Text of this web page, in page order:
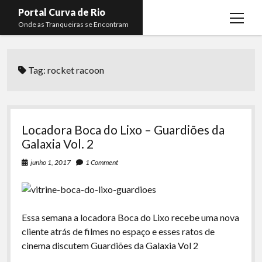
Portal Curva de Rio
Onde as Tranqueiras se Encontram
open
menu
Curva de Rio
Komos
La Siesta Podcast
Arquivo CDR
Papo Tranqueira
Membros
Lucas Oliveira
Kaique Xavier
Tag:rocket racoon
Locadora Boca do Lixo – Guardiões da
Galaxia Vol. 2
junho 1, 2017 1 Comment
Essa semana a locadora Boca do Lixo recebe uma nova
cliente atrás de filmes no espaço e esses ratos de
cinema discutem Guardiões da Galaxia Vol 2